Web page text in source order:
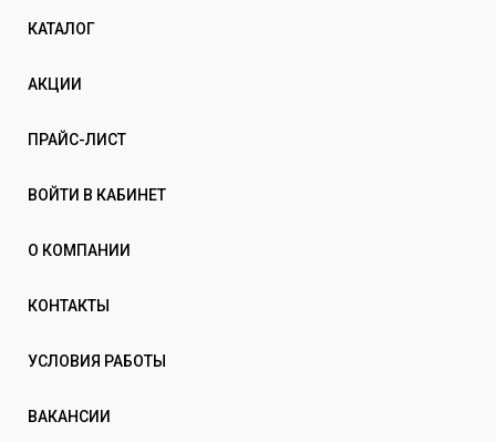
КАТАЛОГ
АКЦИИ
ПРАЙС-ЛИСТ
ВОЙТИ В КАБИНЕТ
О КОМПАНИИ
КОНТАКТЫ
УСЛОВИЯ РАБОТЫ
ВАКАНСИИ